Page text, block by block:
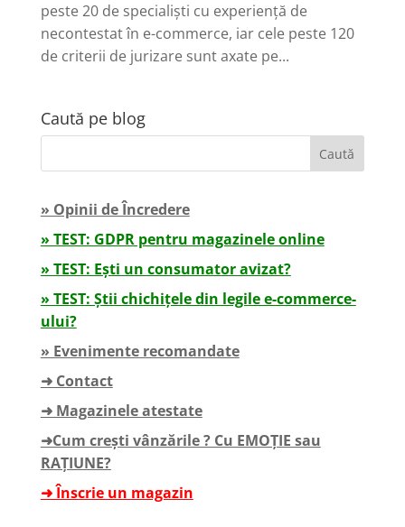
peste 20 de specialiști cu experiență de
necontestat în e-commerce, iar cele peste 120
de criterii de jurizare sunt axate pe...
Caută pe blog
» Opinii de Încredere
» TEST: GDPR pentru magazinele online
» TEST: Ești un consumator avizat?
» TEST: Știi chichițele din legile e-commerce-
ului?
» Evenimente recomandate
➜ Contact
➜ Magazinele atestate
➜Cum crești vânzările ? Cu EMOȚIE sau
RAȚIUNE?
➜ Înscrie un magazin